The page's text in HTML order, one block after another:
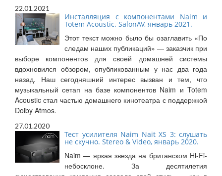
22.01.2021
Инсталляция с компонентами Naim и
Totem Acoustic. SalonAV, январь 2021.
Этот текст можно было бы озаглавить «По
следам наших публикаций» — заказчик при
выборе компонентов для своей домашней системы
вдохновился обзором, опубликованным у нас два года
назад. Наш сегодняшний интерес вызван и тем, что
музыкальный сетап на базе компонентов Naim и Totem
Acoustic стал частью домашнего кинотеатра с поддержкой
Dolby Atmos.
27.01.2020
Тест усилителя Naim Nait XS 3: слушать
не скучно. Stereo & Video, январь 2020.
Naim — яркая звезда на британском Hi-Fi-
небосклоне. За десятилетия